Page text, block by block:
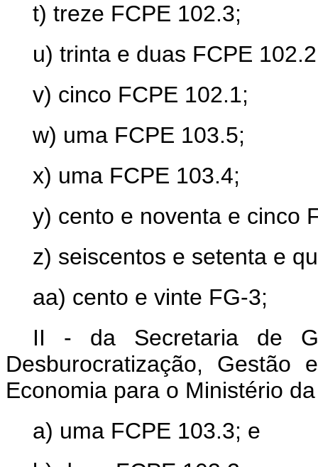
t) treze FCPE 102.3;
u) trinta e duas FCPE
v) cinco FCPE 102.1;
w) uma FCPE 103.5;
x) uma FCPE 103.4;
y) cento e noventa e cinco
z) seiscentos e setenta e
aa) cento e vinte FG-3;
II - da Secretaria de
Desburocratização,
Economia para o Ministério
a) uma FCPE 103.3; e